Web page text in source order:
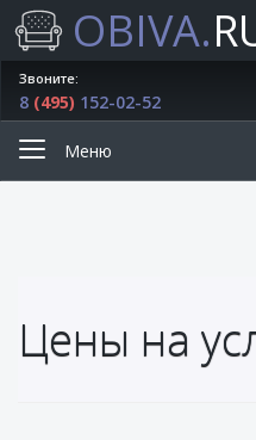
OBIVA.
Звоните:
8 (495) 152-02-52
Меню
Цены на